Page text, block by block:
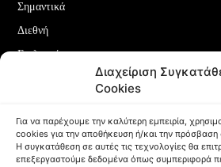
Διαχείριση
Cookies
Για να παρέχουμε την καλύτερη εμπειρία,
cookies για την αποθήκευση ή/και την
Η συγκατάθεση σε αυτές τις τεχνολογίες θα
επεξεργαστούμε δεδομένα όπως συμπεριφορά
Σημαντικά
Διεθνή
Επιλεγμένα